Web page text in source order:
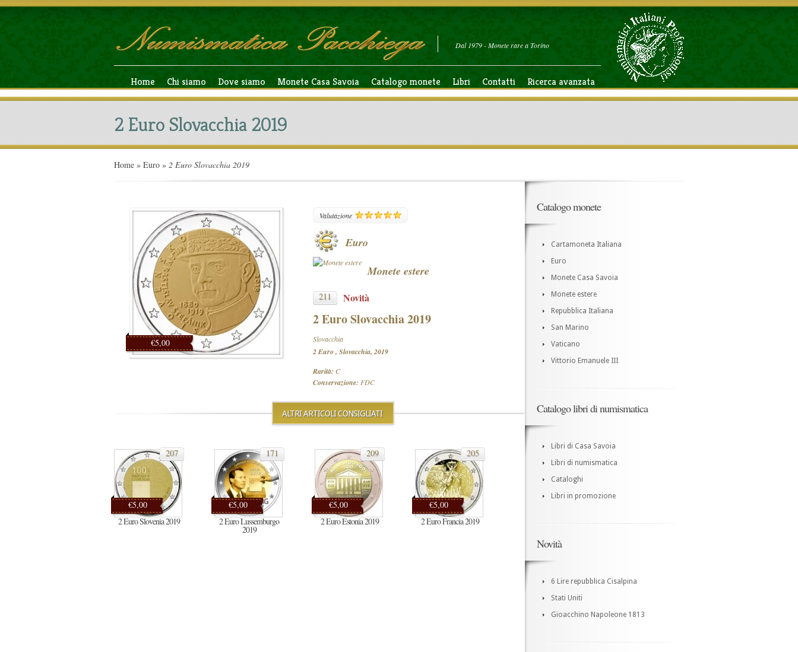
Dal 1979 - Monete rare a Torino
Home Chi siamo Dove siamo Monete Casa Savoia Catalogo monete Libri Contatti Ricerca avanzata
2 Euro Slovacchia 2019
Home » Euro » 2 Euro Slovacchia 2019
€5,00
Valutazione
Euro
Monete estere
211 Novità
2 Euro Slovacchia 2019
Slovacchia
2 Euro , Slovacchia, 2019
Rarità: C
Conservazione: FDC
ALTRI ARTICOLI CONSIGLIATI
€5,00
207
2 Euro Slovenia 2019
€5,00
171
2 Euro Lussemburgo
2019
€5,00
209
2 Euro Estonia 2019
€5,00
205
2 Euro Francia 2019
Catalogo monete
Cartamoneta Italiana
Euro
Monete Casa Savoia
Monete estere
Repubblica Italiana
San Marino
Vaticano
Vittorio Emanuele III
Catalogo libri di numismatica
Libri di Casa Savoia
Libri di numismatica
Cataloghi
Libri in promozione
Novità
6 Lire repubblica Cisalpina
Stati Uniti
Gioacchino Napoleone 1813